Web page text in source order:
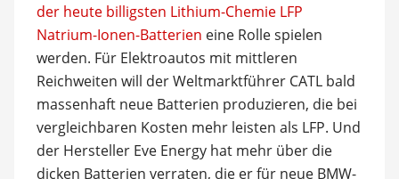
der heute billigsten Lithium-Chemie LFP
Natrium-Ionen-Batterien eine Rolle spielen
werden. Für Elektroautos mit mittleren
Reichweiten will der Weltmarktführer CATL bald
massenhaft neue Batterien produzieren, die bei
vergleichbaren Kosten mehr leisten als LFP. Und
der Hersteller Eve Energy hat mehr über die
dicken Batterien verraten, die er für neue BMW-